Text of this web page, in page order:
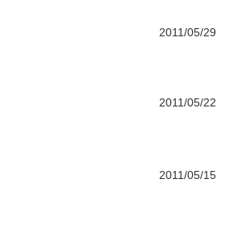
2011/05/29
2011/05/22
2011/05/15